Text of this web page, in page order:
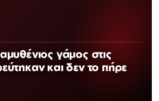
γάμος στις
και δεν το πήρε